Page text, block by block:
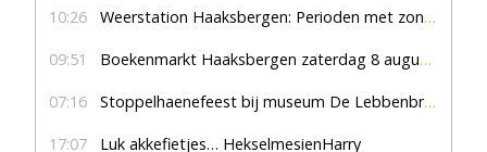
10:26 Weerstation Haaksbergen: Perioden met zon en droog
09:51 Boekenmarkt Haaksbergen zaterdag 8 augustus, marktplein Haaksbergen
07:16 Stoppelhaenefeest bij museum De Lebbenbrugge
17:07 Luk akkefietjes… HekselmesienHarry